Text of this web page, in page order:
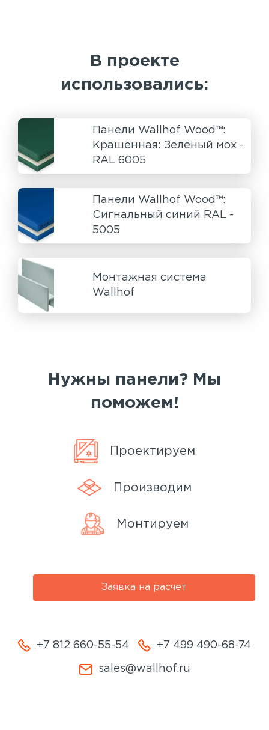
В проекте
использовались:
Панели Wallhof Wood™:
Крашенная: Зеленый мох -
RAL 6005
Панели Wallhof Wood™:
Сигнальный синий RAL -
5005
Монтажная система
Wallhof
Нужны панели? Мы
поможем!
Проектируем
Производим
Монтируем
Заявка на расчет
+7 812 660-55-54 +7 499 490-68-74
sales@wallhof.ru